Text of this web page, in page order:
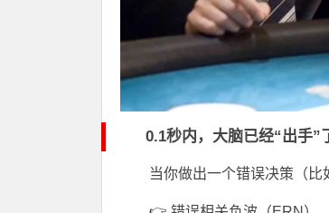
0.1秒内，大脑已经“出手”
当你做出一个错误决策（比